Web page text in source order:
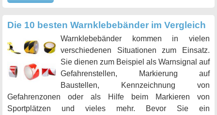
Die 10 besten Warnklebebänder im Vergleich
Warnklebebänder kommen in vielen
verschiedenen Situationen zum Einsatz.
Sie dienen zum Beispiel als Warnsignal auf
Gefahrenstellen, Markierung auf
Baustellen, Kennzeichnung von
Gefahrenzonen oder als Hilfe beim Markieren von
Sportplätzen und vieles mehr. Bevor Sie ein